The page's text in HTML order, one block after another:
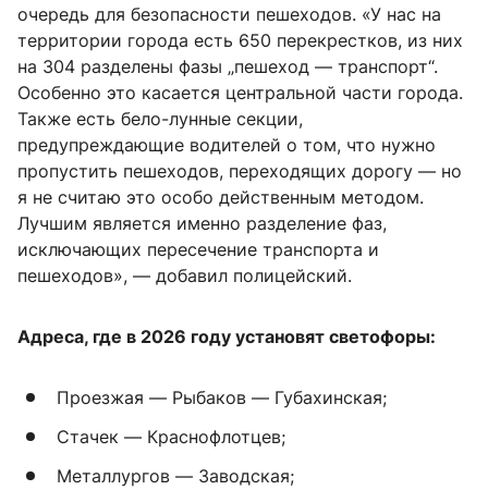
очередь для безопасности пешеходов. «У нас на
территории города есть 650 перекрестков, из них
на 304 разделены фазы „пешеход — транспорт“.
Особенно это касается центральной части города.
Также есть бело-лунные секции,
предупреждающие водителей о том, что нужно
пропустить пешеходов, переходящих дорогу — но
я не считаю это особо действенным методом.
Лучшим является именно разделение фаз,
исключающих пересечение транспорта и
пешеходов», — добавил полицейский.
Адреса, где в 2026 году установят светофоры:
Проезжая — Рыбаков — Губахинская;
Стачек — Краснофлотцев;
Металлургов — Заводская;